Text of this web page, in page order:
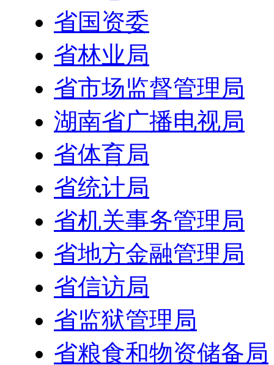
省国资委
省林业局
省市场监督管理局
湖南省广播电视局
省体育局
省统计局
省机关事务管理局
省地方金融管理局
省信访局
省监狱管理局
省粮食和物资储备局